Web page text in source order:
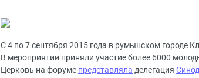
С 4 по 7 сентября 2015 года в румынском городе
В мероприятии приняли участие более 6000
Церковь на форуме представляла делегация